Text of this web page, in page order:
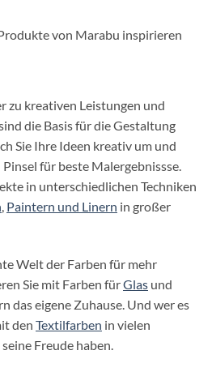
von Marabu inspirieren
zu kreativen Leistungen und
die Basis für die Gestaltung
Sie Ihre Ideen kreativ um und
für beste Malergebnissse.
in unterschiedlichen Techniken
, Paintern und Linern in großer
Welt der Farben für mehr
Sie mit Farben fürGlas und
das eigene Zuhause. Und wer es
den Textilfarben in vielen
Freude haben.